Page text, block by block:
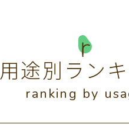
用途別ラン
ranking by